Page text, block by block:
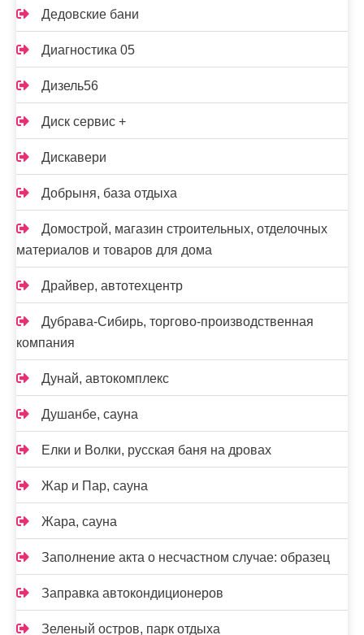
Дедовские бани
Диагностика 05
Дизель56
Диск сервис +
Дискавери
Добрыня, база отдыха
Домострой, магазин строительных, отделочных
материалов и товаров для дома
Драйвер, автотехцентр
Дубрава-Сибирь, торгово-производственная
компания
Дунай, автокомплекс
Душанбе, сауна
Елки и Волки, русская баня на дровах
Жар и Пар, сауна
Жара, сауна
Заполнение акта о несчастном случае: образец
Заправка автокондиционеров
Зеленый остров, парк отдыха